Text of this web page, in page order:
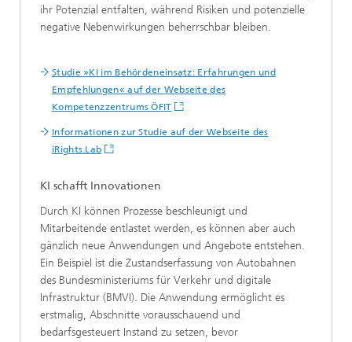
ihr Potenzial entfalten, während Risiken und potenzielle
negative Nebenwirkungen beherrschbar bleiben.
Studie »KI im Behördeneinsatz: Erfahrungen und
Empfehlungen« auf der Webseite des
Kompetenzzentrums ÖFIT
Informationen zur Studie auf der Webseite des
iRights.Lab
KI schafft Innovationen
Durch KI können Prozesse beschleunigt und
Mitarbeitende entlastet werden, es können aber auch
gänzlich neue Anwendungen und Angebote entstehen.
Ein Beispiel ist die Zustandserfassung von Autobahnen
des Bundesministeriums für Verkehr und digitale
Infrastruktur (BMVI). Die Anwendung ermöglicht es
erstmalig, Abschnitte vorausschauend und
bedarfsgesteuert Instand zu setzen, bevor